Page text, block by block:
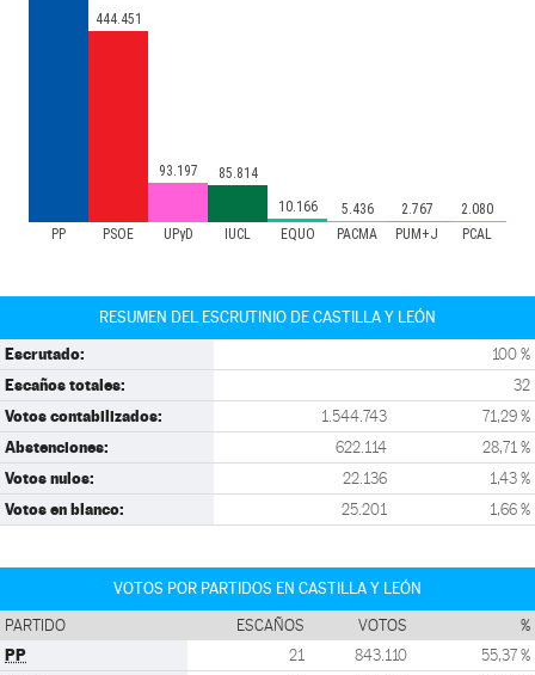
PP PSOE UPyD IUCL EQUO PACMA PUM+J PCAL
444.451
93.197
85.814
10.166
5.436 2.767 2.080
RESUMEN DEL ESCRUTINIO DE CASTILLA Y LEÓN
Escrutado: 100 %
Escaños totales: 32
Votos contabilizados: 1.544.743 71,29 %
Abstenciones: 622.114 28,71 %
Votos nulos: 22.136 1,43 %
Votos en blanco: 25.201 1,66 %
VOTOS POR PARTIDOS EN CASTILLA Y LEÓN
PARTIDO ESCAÑOS VOTOS %
PP 21 843.110 55,37 %